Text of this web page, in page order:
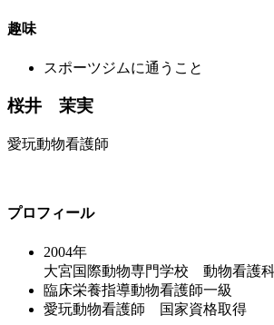
趣味
スポーツジムに通うこと
桜井 茉実
愛玩動物看護師
プロフィール
2004年
大宮国際動物専門学校 動物看護
臨床栄養指導動物看護師一級
愛玩動物看護師 国家資格取得